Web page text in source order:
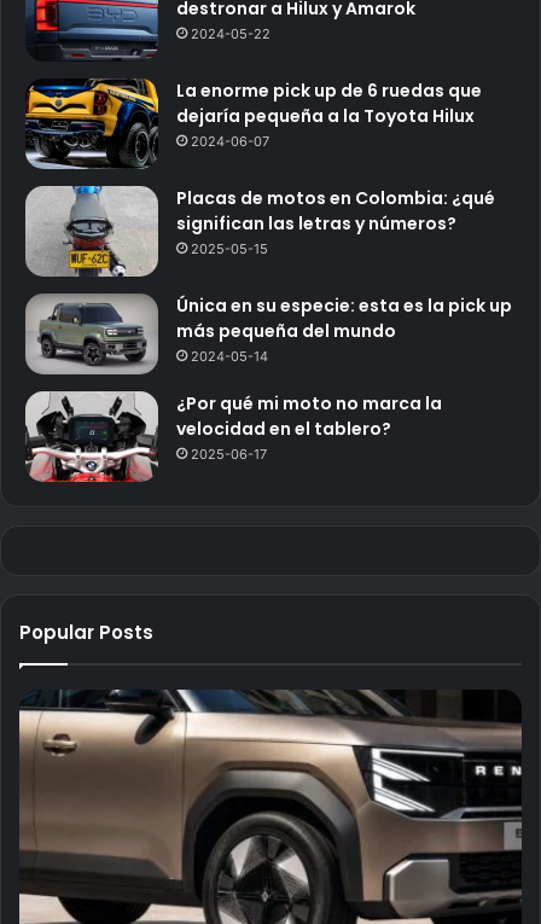
destronar a Hilux y Amarok
2024-05-22
La enorme pick up de 6 ruedas que
dejaría pequeña a la Toyota Hilux
2024-06-07
Placas de motos en Colombia: ¿qué
significan las letras y números?
2025-05-15
Única en su especie: esta es la pick up
más pequeña del mundo
2024-05-14
¿Por qué mi moto no marca la
velocidad en el tablero?
2025-06-17
Popular Posts